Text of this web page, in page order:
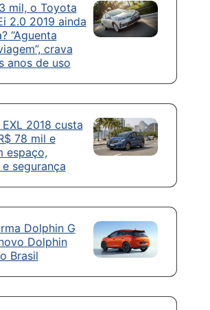
mil, o Toyota
2.0 2019 ainda
“Aguenta
crava
anos de uso
2018 custa
78 mil e
espaço,
segurança
Dolphin G
Dolphin
Brasil